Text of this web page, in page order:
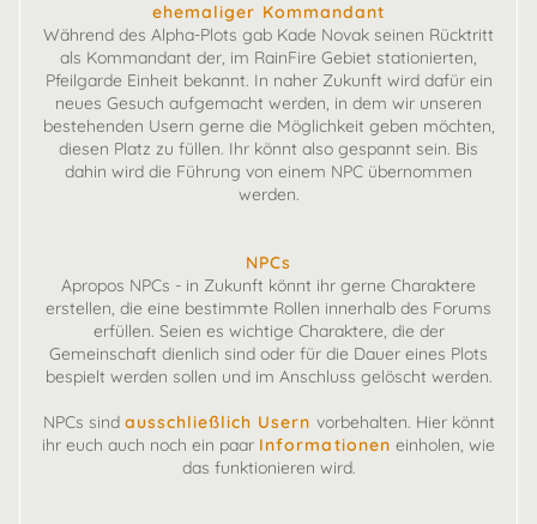
ehemaliger Kommandant
Während des Alpha-Plots gab Kade Novak seinen Rücktritt
als Kommandant der, im RainFire Gebiet stationierten,
Pfeilgarde Einheit bekannt. In naher Zukunft wird dafür ein
neues Gesuch aufgemacht werden, in dem wir unseren
bestehenden Usern gerne die Möglichkeit geben möchten,
diesen Platz zu füllen. Ihr könnt also gespannt sein. Bis
dahin wird die Führung von einem NPC übernommen
werden.
NPCs
Apropos NPCs - in Zukunft könnt ihr gerne Charaktere
erstellen, die eine bestimmte Rollen innerhalb des Forums
erfüllen. Seien es wichtige Charaktere, die der
Gemeinschaft dienlich sind oder für die Dauer eines Plots
bespielt werden sollen und im Anschluss gelöscht werden.
NPCs sind ausschließlich Usern vorbehalten. Hier könnt
ihr euch auch noch ein paar Informationen einholen, wie
das funktionieren wird.